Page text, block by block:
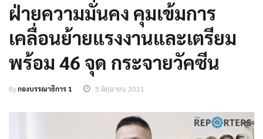
ฝ่ายความมั่นคง คุมเข้มการ
เคลื่อนย้ายแรงงานและเตรียม
พร้อม 46 จุด กระจายวัคซีน
Byกองบรรณาธิการ 1 5 มิถุนายน 2021